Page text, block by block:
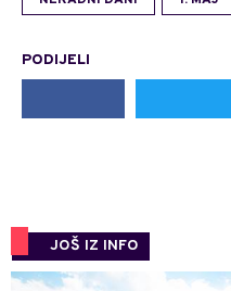
PODIJELI
JOŠ IZ INFO